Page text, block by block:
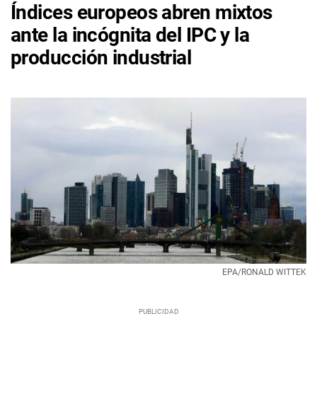
Índices europeos abren mixtos
ante la incógnita del IPC y la
producción industrial
EPA/RONALD WITTEK